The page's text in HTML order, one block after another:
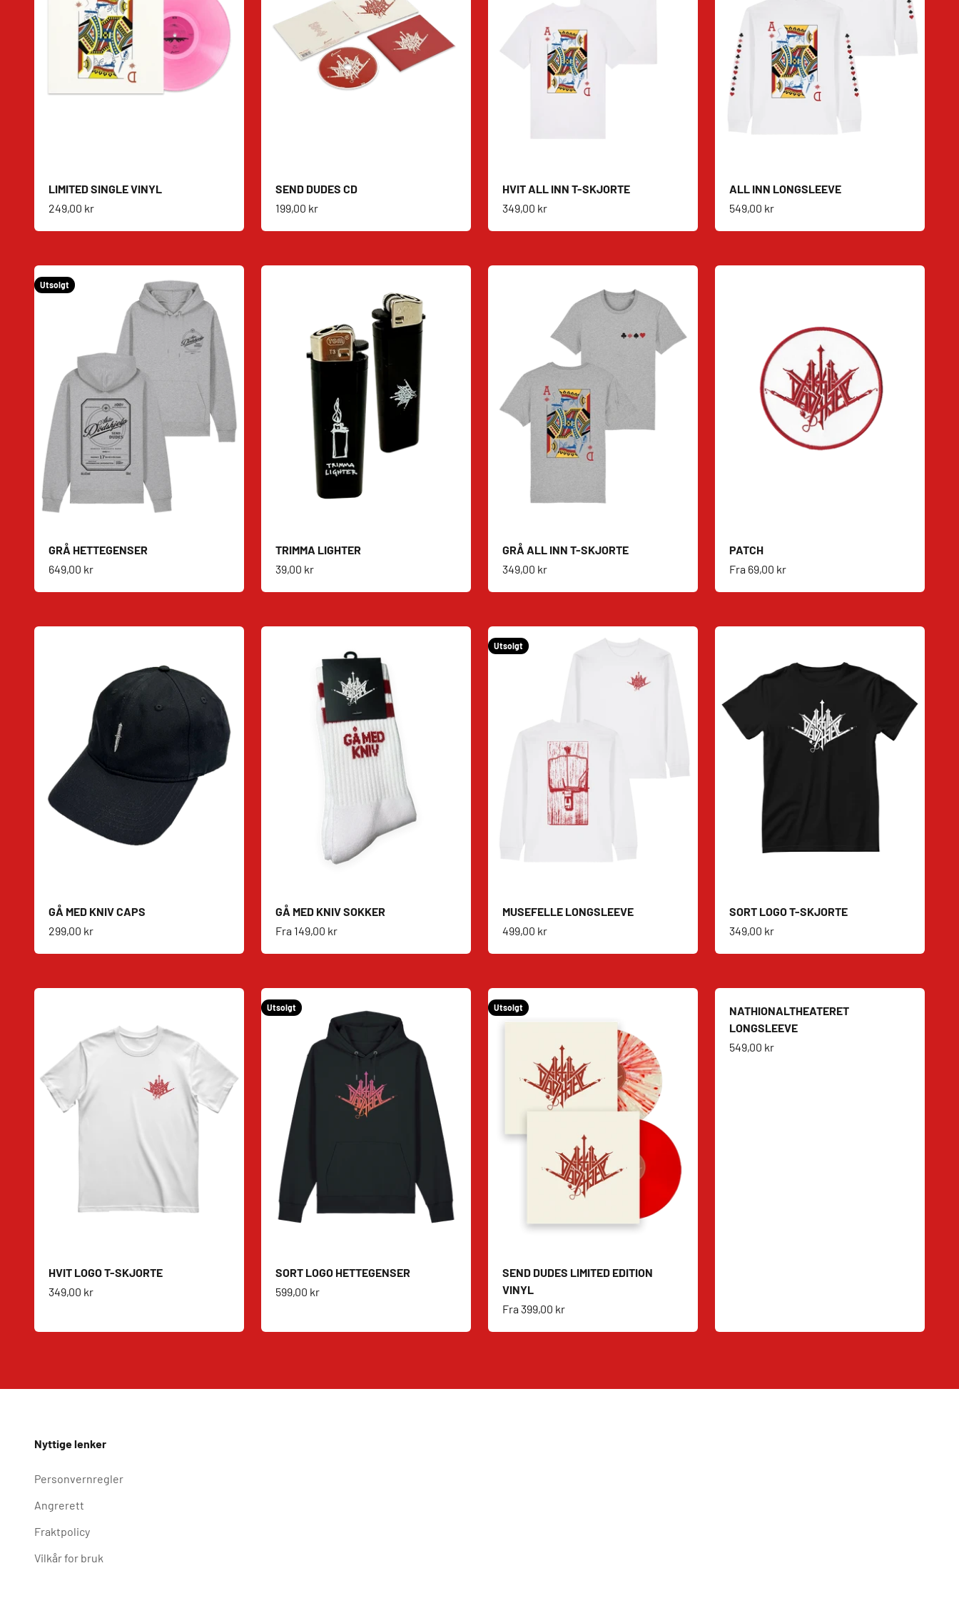
LIMITED SINGLE VINYL
Salgspris
249,00 kr
SEND DUDES CD
Salgspris
199,00 kr
HVIT ALL INN T-SKJORTE
Salgspris
349,00 kr
ALL INN LONGSLEEVE
Salgspris
549,00 kr
Utsolgt
GRÅ HETTEGENSER
Salgspris
649,00 kr
TRIMMA LIGHTER
Salgspris
39,00 kr
GRÅ ALL INN T-SKJORTE
Salgspris
349,00 kr
PATCH
Salgspris
Fra 69,00 kr
GÅ MED KNIV CAPS
Salgspris
299,00 kr
GÅ MED KNIV SOKKER
Salgspris
Fra 149,00 kr
Utsolgt
MUSEFELLE LONGSLEEVE
Salgspris
499,00 kr
SORT LOGO T-SKJORTE
Salgspris
349,00 kr
HVIT LOGO T-SKJORTE
Salgspris
349,00 kr
Utsolgt
SORT LOGO HETTEGENSER
Salgspris
599,00 kr
Utsolgt
SEND DUDES LIMITED EDITION
VINYL
Salgspris
Fra 399,00 kr
NATHIONALTHEATERET
LONGSLEEVE
Salgspris
549,00 kr
Nyttige lenker
Personvernregler
Angrerett
Fraktpolicy
Vilkår for bruk